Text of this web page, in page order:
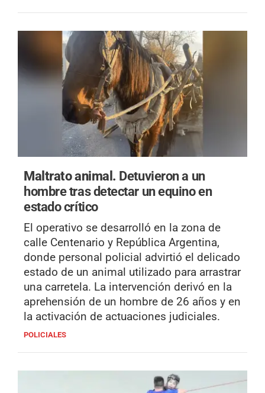
Maltrato animal. Detuvieron a un
hombre tras detectar un equino en
estado crítico
El operativo se desarrolló en la zona de
calle Centenario y República Argentina,
donde personal policial advirtió el delicado
estado de un animal utilizado para arrastrar
una carretela. La intervención derivó en la
aprehensión de un hombre de 26 años y en
la activación de actuaciones judiciales.
POLICIALES